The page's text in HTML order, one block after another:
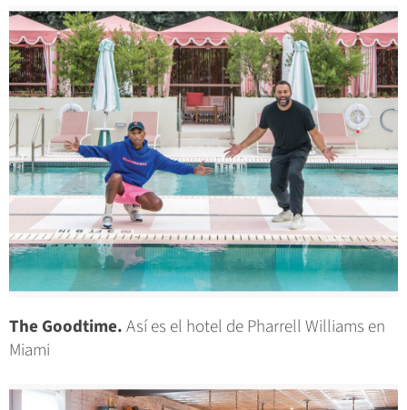
The Goodtime.Así es el hotel de Pharrell Williams en
Miami